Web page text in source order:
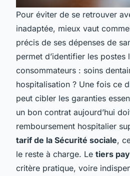
Pour éviter de se retrouver
inadaptée, mieux vaut
précis de ses dépenses de
permet d’identifier les postes
consommateurs : soins
hospitalisation ? Une fois ce
peut cibler les garanties
un bon contrat aujourd’hui
remboursement hospitalier
tarif de la Sécurité sociale,
le reste à charge. Le tiers
critère pratique, voire